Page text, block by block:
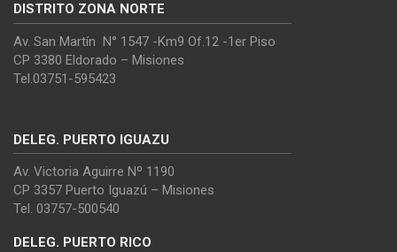
DISTRITO ZONA NORTE
Av. San Martín N° 1547 -Km9 Of.12 -1er Piso
CP 3380 Eldorado – Misiones
Tel.03751-595423
DELEG. PUERTO IGUAZU
Av. Victoria Aguirre Nº 1190
CP 3357 Puerto Iguazú – Misiones
Tel. 03757-500540
DELEG. PUERTO RICO